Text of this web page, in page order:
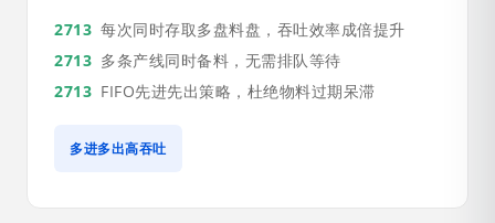
每次同时存取多盘料盘，吞吐效率成倍提升
多条产线同时备料，无需排队等待
FIFO先进先出策略，杜绝物料过期呆滞
多进多出高吞吐